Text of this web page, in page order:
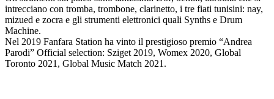
intrecciano con tromba, trombone, clarinetto, i tre fiati tunisini: nay,
mizued e zocra e gli strumenti elettronici quali Synths e Drum
Machine.
Nel 2019 Fanfara Station ha vinto il prestigioso premio “Andrea
Parodi” Official selection: Sziget 2019, Womex 2020, Global
Toronto 2021, Global Music Match 2021.